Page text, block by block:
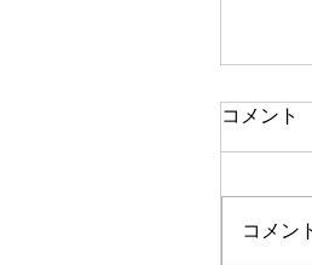
コメント
コメン